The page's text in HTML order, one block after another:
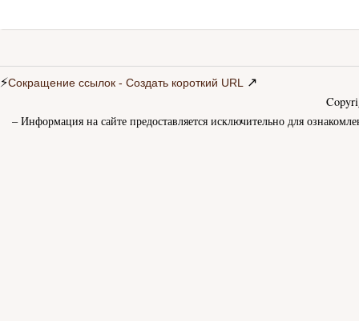
⚡Сокращение ссылок - Создать короткий URL ↗
– Информация на сайте предоставляется исключительно для